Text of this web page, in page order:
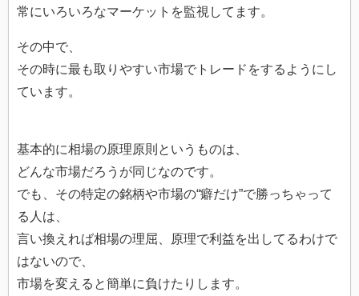
常にいろいろなマーケットを監視してます。
その中で、
その時に最も取りやすい市場でトレードをするようにし
ています。
基本的に相場の原理原則というものは、
どんな市場だろうが同じなのです。
でも、その特定の銘柄や市場の“癖だけ”で勝っちゃって
る人は、
言い換えれば相場の理屈、原理で利益を出してるわけで
はないので、
市場を変えると簡単に負けたりします。